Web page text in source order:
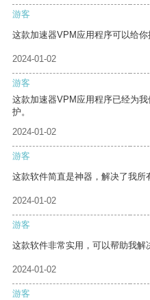
游客
这款加速器VPM应用程序可以给你
2024-01-02
游客
这款加速器VPM应用程序已经为
护。
2024-01-02
游客
这款软件简直是神器，解决了我所
2024-01-02
游客
这款软件非常实用，可以帮助我解
2024-01-02
游客